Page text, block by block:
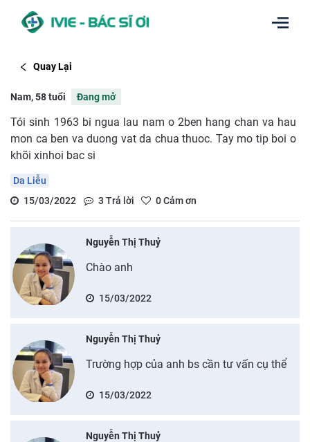
Quay Lại
Nam, 58 tuổi Đang mở
Tói sinh 1963 bi ngua lau nam o 2ben hang chan va hau
mon ca ben va duong vat da chua thuoc. Tay mo tip boi o
khõi xinhoi bac si
Da Liễu
15/03/2022
3 Trả lời 0Cảm ơn
Nguyễn Thị Thuỷ
Chào anh
15/03/2022
Nguyễn Thị Thuỷ
Trường hợp của anh bs cần tư vấn cụ thể
15/03/2022
Nguyễn Thị Thuỷ